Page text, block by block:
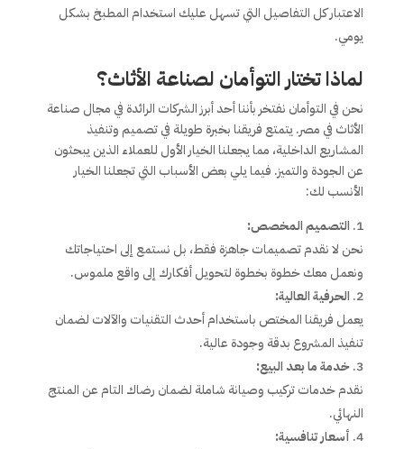
الاعتبار كل التفاصيل التي تسهل عليك استخدام المطبخ بشكل
يومي.
لماذا تختار التوأمان لصناعة الأثاث؟
نحن في التوأمان نفتخر بأننا أحد أبرز الشركات الرائدة في مجال صناعة
الأثاث في مصر. يتمتع فريقنا بخبرة طويلة في تصميم وتنفيذ
المشاريع الداخلية، مما يجعلنا الخيار الأول للعملاء الذين يبحثون
عن الجودة والتميز. فيما يلي بعض الأسباب التي تجعلنا الخيار
الأنسب لك:
التصميم المخصص:
نحن لا نقدم تصميمات جاهزة فقط، بل نستمع إلى احتياجاتك
ونعمل معك خطوة بخطوة لتحويل أفكارك إلى واقع ملموس.
الحرفية العالية:
يعمل فريقنا المختص باستخدام أحدث التقنيات والآلات لضمان
تنفيذ المشروع بدقة وجودة عالية.
خدمة ما بعد البيع:
نقدم خدمات تركيب وصيانة شاملة لضمان رضاك التام عن المنتج
النهائي.
أسعار تنافسية: